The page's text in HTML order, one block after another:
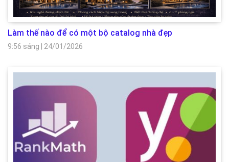
Làm thế nào để có một bộ catalog nhà đẹp
9:56 sáng 24/01/2026